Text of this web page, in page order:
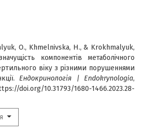
O., Khmelnivska, H., & Krokhmalyuk,
компонентів метаболічного
віку з різними порушеннями
Ендокринологія | Endokrynologia,
doi.org/10.31793/1680-1466.2023.28-